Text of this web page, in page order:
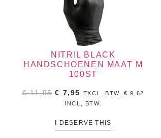
NITRIL BLACK
HANDSCHOENEN MAAT M
100ST
€11,95 € 7,95 EXCL. BTW.€ 9,62
INCL, BTW.
I DESERVE THIS